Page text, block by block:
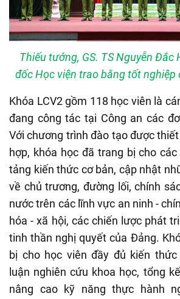
Thiếu tướng, GS. TS Nguyễn Đắc
đốc Học viện trao bằng tốt nghiệp
Khóa LCV2 gồm 118 học viên là
đang công tác tại Công an các
Với chương trình đào tạo được
hợp, khóa học đã trang bị cho
tảng kiến thức cơ bản, cập nhật
về chủ trương, đường lối, chính
nước trên các lĩnh vực an ninh -
hóa - xã hội, các chiến lược phát
tinh thần nghị quyết của Đảng.
bị cho học viên đầy đủ kiến
luận nghiên cứu khoa học, tổng
nâng cao kỹ năng thực hành